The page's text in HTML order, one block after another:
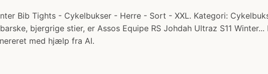
Bib Tights - Cykelbukser - Herre - Sort - XXL. Kategori:
bjergrige stier, er Assos Equipe RS Johdah Ultraz S11
med hjælp fra AI.